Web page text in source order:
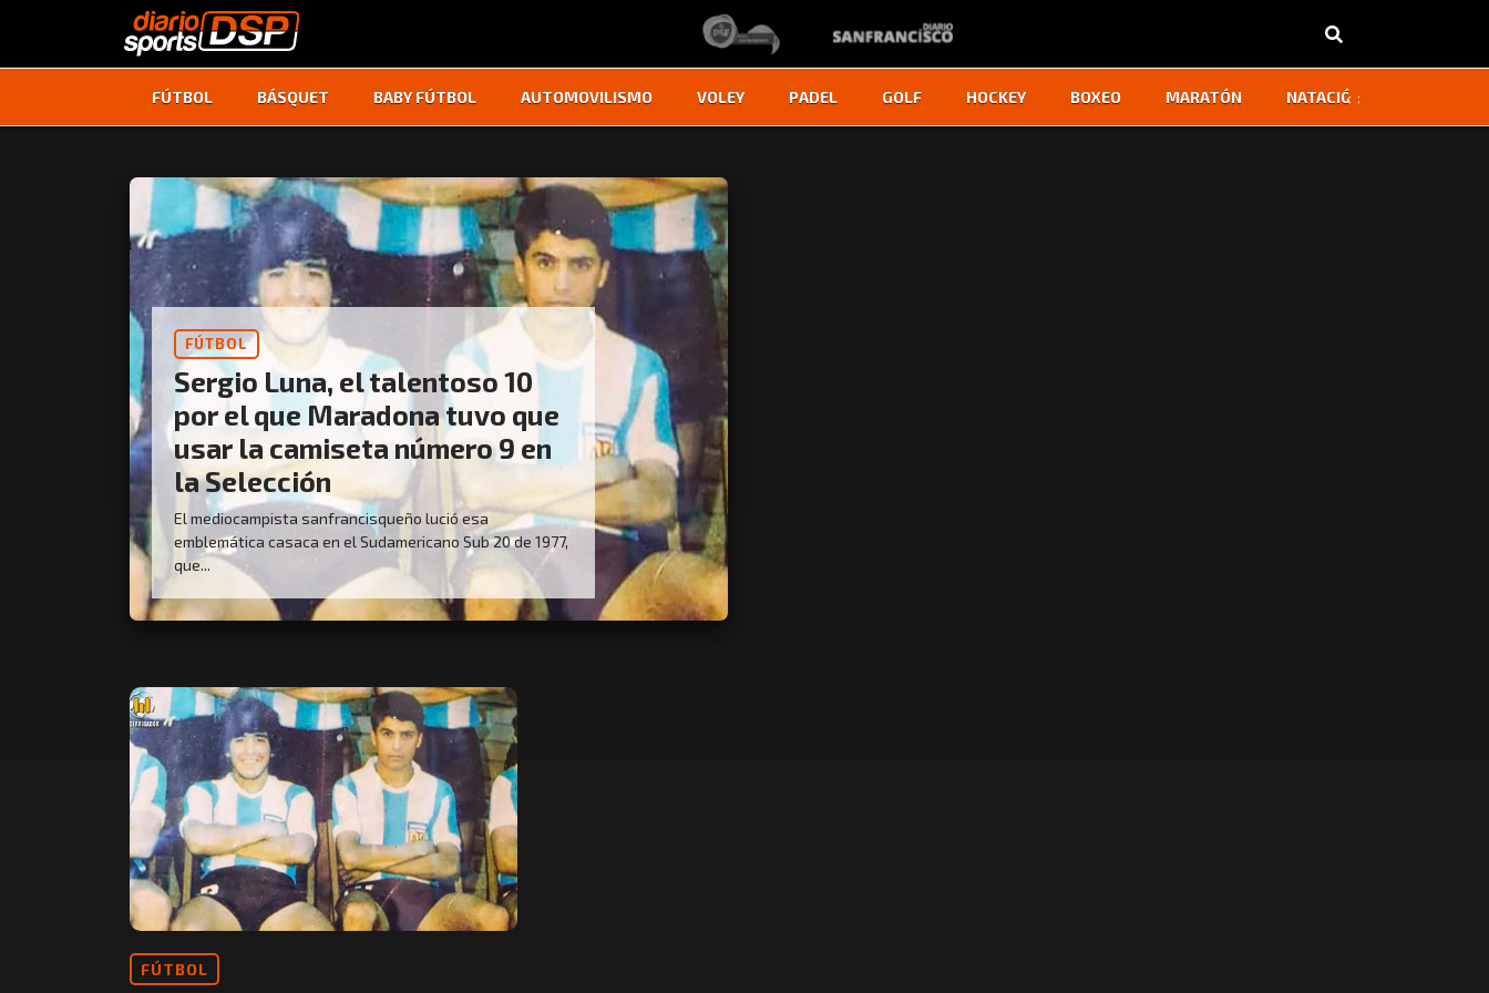
FÚTBOL BÁSQUET BABY FÚTBOL AUTOMOVILISMO VOLEY PADEL GOLF HOCKEY BOXEO MARATÓN NATACIÓN
‹ ›
FÚTBOL
Sergio Luna, el talentoso 10
por el que Maradona tuvo que
usar la camiseta número 9 en
la Selección
El mediocampista sanfrancisqueño lució esa
emblemática casaca en el Sudamericano Sub 20 de 1977,
que...
FÚTBOL